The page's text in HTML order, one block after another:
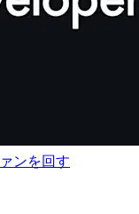
ンを回す